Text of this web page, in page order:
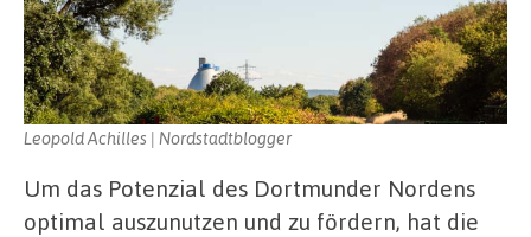
Leopold Achilles | Nordstadtblogger
Um das Potenzial des Dortmunder Nordens
optimal auszunutzen und zu fördern, hat die